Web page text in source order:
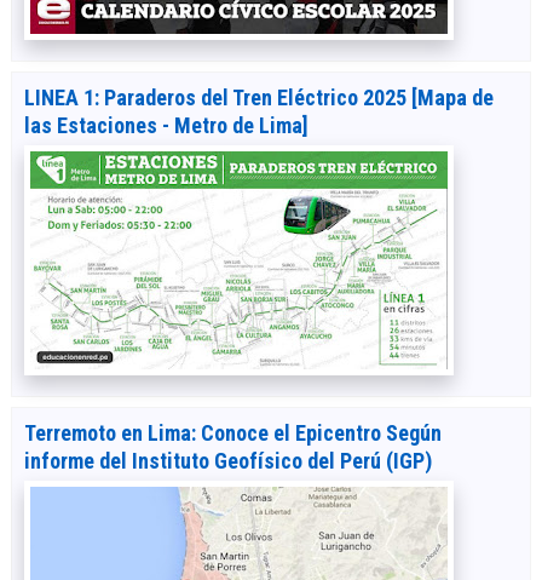
LINEA 1: Paraderos del Tren Eléctrico 2025 [Mapa de
las Estaciones - Metro de Lima]
Terremoto en Lima: Conoce el Epicentro Según
informe del Instituto Geofísico del Perú (IGP)